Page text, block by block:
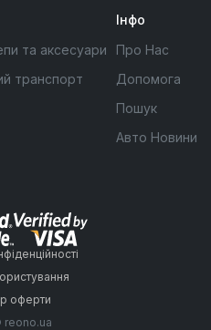
та аксесуари
транспорт
Інфо
Про Нас
Допомога
Пошук
Авто Новини
оферти
reono.ua